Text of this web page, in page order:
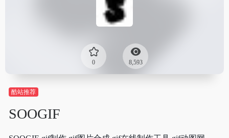
0 8,593
酷站推荐
SOOGIF